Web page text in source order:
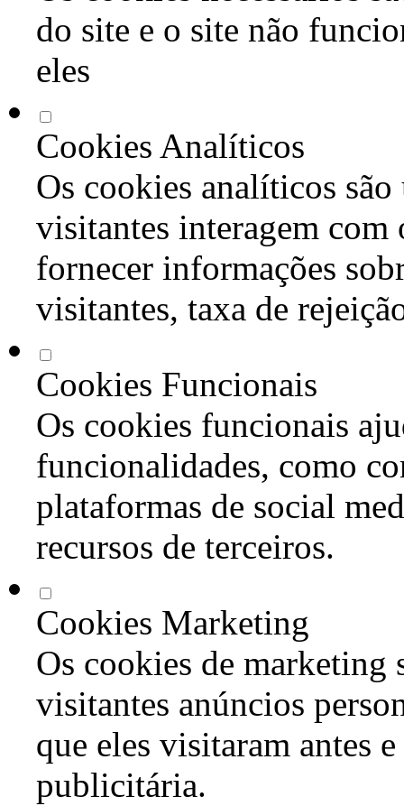
do site e o site não
eles
Cookies Analíticos
Os cookies analíticos são
visitantes interagem com
fornecer informações
visitantes, taxa de
Cookies Funcionais
Os cookies funcionais
funcionalidades, como
plataformas de social
recursos de terceiros.
Cookies Marketing
Os cookies de marketing
visitantes anúncios
que eles visitaram antes
publicitária.